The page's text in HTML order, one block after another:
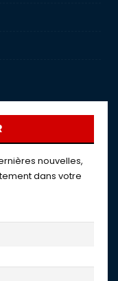
nouvelles,
dans votre